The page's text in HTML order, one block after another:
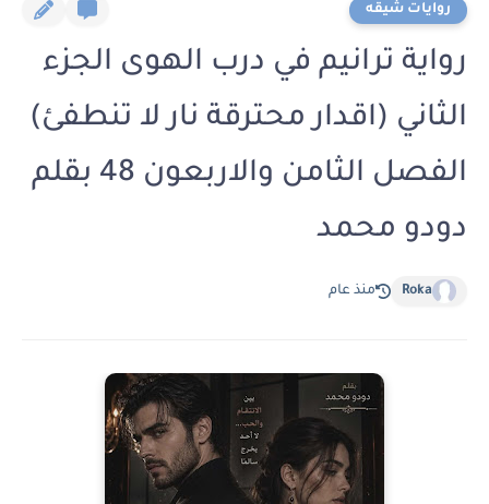
روايات شيقه
رواية ترانيم في درب الهوى الجزء
الثاني (اقدار محترقة نار لا تنطفئ)
الفصل الثامن والاربعون 48 بقلم
دودو محمد
Roka منذ عام